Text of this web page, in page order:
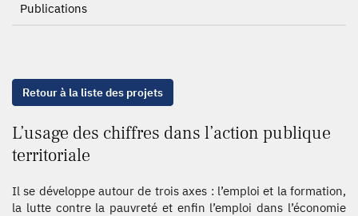
Publications
Retour à la liste des projets
L’usage des chiffres dans l’action publique
territoriale
Il se développe autour de trois axes : l’emploi et la formation,
la lutte contre la pauvreté et enfin l’emploi dans l’économie